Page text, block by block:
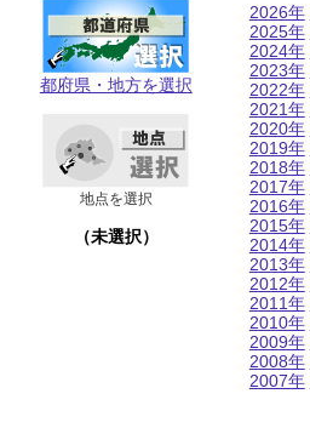
都府県・地方を選択
地点を選択
（未選択）
2026年
2025年
2024年
2023年
2022年
2021年
2020年
2019年
2018年
2017年
2016年
2015年
2014年
2013年
2012年
2011年
2010年
2009年
2008年
2007年